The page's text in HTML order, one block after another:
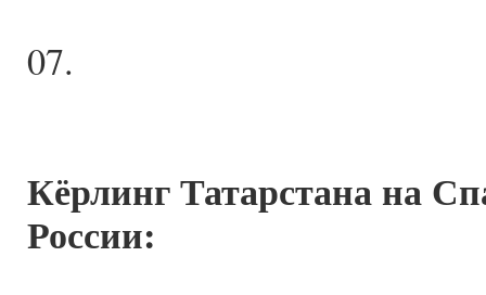
07.
Кёрлинг Татарстана на
России: